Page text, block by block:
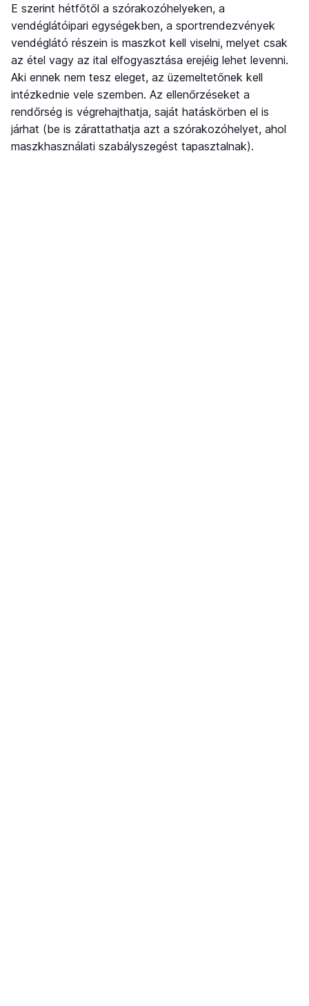
E szerint hétfőtől a szórakozóhelyeken, a
vendéglátóipari egységekben, a sportrendezvények
vendéglátó részein is maszkot kell viselni, melyet csak
az étel vagy az ital elfogyasztása erejéig lehet levenni.
Aki ennek nem tesz eleget, az üzemeltetőnek kell
intézkednie vele szemben. Az ellenőrzéseket a
rendőrség is végrehajthatja, saját hatáskörben el is
járhat (be is zárattathatja azt a szórakozóhelyet, ahol
maszkhasználati szabályszegést tapasztalnak).